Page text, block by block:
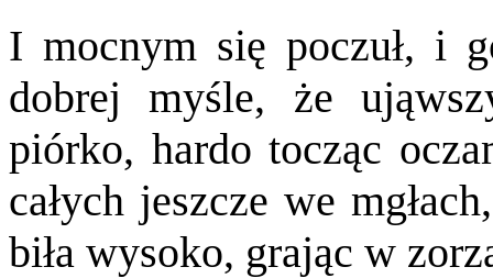
I mocnym się poczuł, i
dobrej myśle, że
piórko, hardo tocząc
całych jeszcze we
biła wysoko, grając w